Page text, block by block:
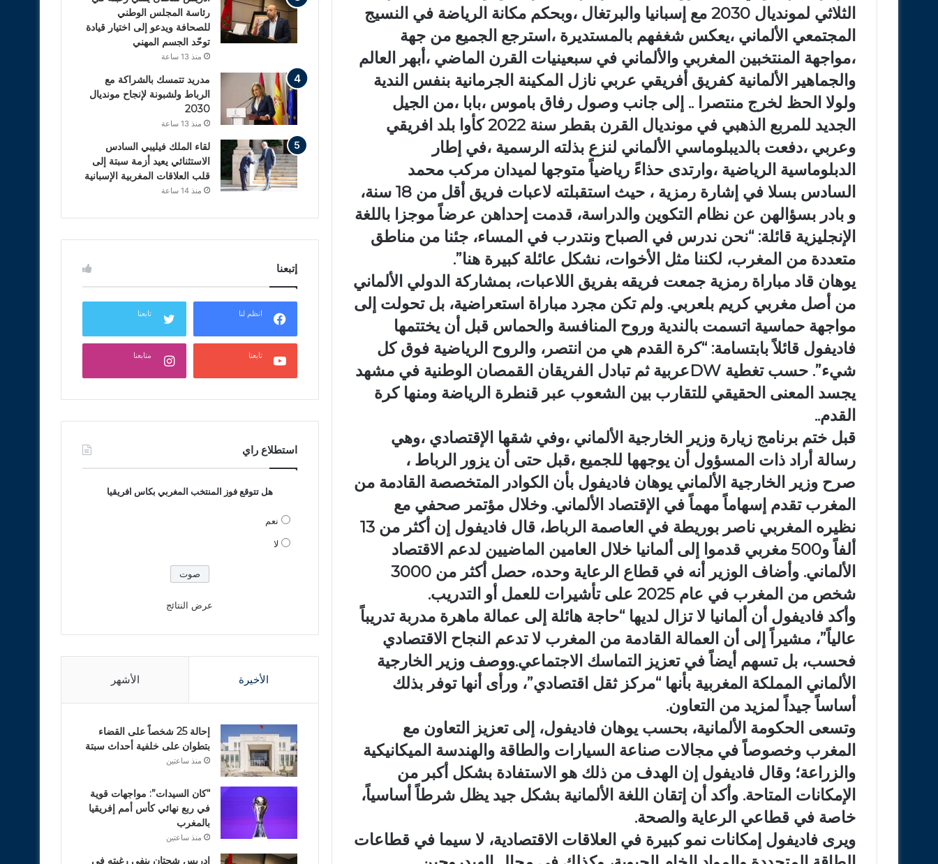
الثلاثي لمونديال 2030 مع إسبانيا والبرتغال ،وبحكم مكانة الرياضة في النسيج
المجتمعي الألماني ،يعكس شغفهم بالمستديرة ،استرجع الجميع من جهة
،مواجهة المنتخبين المغربي والألماني في سبعينيات القرن الماضي ،أبهر العالم
والجماهير الألمانية كفريق أفريقي عربي نازل المكينة الجرمانية بنفس الندية
ولولا الحظ لخرج منتصرا .. إلى جانب وصول رفاق باموس ،بابا ،من الجيل
الجديد للمربع الذهبي في مونديال القرن بقطر سنة 2022 كأوا بلد افريقي
وعربي ،دفعت بالديبلوماسي الألماني لنزع بذلته الرسمية ،في إطار
الدبلوماسية الرياضية ،وارتدى حذاءً رياضياً متوجها لميدان مركب محمد
السادس بسلا في إشارة رمزية ، حيث استقبلته لاعبات فريق أقل من 18 سنة،
و بادر بسؤالهن عن نظام التكوين والدراسة، قدمت إحداهن عرضاً موجزا باللغة
الإنجليزية قائلة: “نحن ندرس في الصباح ونتدرب في المساء، جئنا من مناطق
متعددة من المغرب، لكننا مثل الأخوات، نشكل عائلة كبيرة هنا”.
يوهان قاد مباراة رمزية جمعت فريقه بفريق اللاعبات، بمشاركة الدولي الألماني
من أصل مغربي كريم بلعربي. ولم تكن مجرد مباراة استعراضية، بل تحولت إلى
مواجهة حماسية اتسمت بالندية وروح المنافسة والحماس قبل أن يختتمها
فاديفول قائلاً بابتسامة: “كرة القدم هي من انتصر، والروح الرياضية فوق كل
شيء”. حسب تغطية DWعربية ثم تبادل الفريقان القمصان الوطنية في مشهد
يجسد المعنى الحقيقي للتقارب بين الشعوب عبر قنطرة الرياضة ومنها كرة
القدم..
قبل ختم برنامج زيارة وزير الخارجية الألماني ،وفي شقها الإقتصادي ،وهي
رسالة أراد ذات المسؤول أن يوجهها للجميع ،قبل حتى أن يزور الرباط ،
صرح وزير الخارجية الألماني يوهان فاديفول بأن الكوادر المتخصصة القادمة من
المغرب تقدم إسهاماً مهماً في الإقتصاد الألماني. وخلال مؤتمر صحفي مع
نظيره المغربي ناصر بوريطة في العاصمة الرباط، قال فاديفول إن أكثر من 13
ألفاً و500 مغربي قدموا إلى ألمانيا خلال العامين الماضيين لدعم الاقتصاد
الألماني. وأضاف الوزير أنه في قطاع الرعاية وحده، حصل أكثر من 3000
شخص من المغرب في عام 2025 على تأشيرات للعمل أو التدريب.
وأكد فاديفول أن ألمانيا لا تزال لديها “حاجة هائلة إلى عمالة ماهرة مدربة تدريباً
عالياً”، مشيراً إلى أن العمالة القادمة من المغرب لا تدعم النجاح الاقتصادي
فحسب، بل تسهم أيضاً في تعزيز التماسك الاجتماعي.ووصف وزير الخارجية
الألماني المملكة المغربية بأنها “مركز ثقل اقتصادي”، ورأى أنها توفر بذلك
أساساً جيداً لمزيد من التعاون.
وتسعى الحكومة الألمانية، بحسب يوهان فاديفول، إلى تعزيز التعاون مع
المغرب وخصوصاً في مجالات صناعة السيارات والطاقة والهندسة الميكانيكية
والزراعة؛ وقال فاديفول إن الهدف من ذلك هو الاستفادة بشكل أكبر من
الإمكانات المتاحة. وأكد أن إتقان اللغة الألمانية بشكل جيد يظل شرطاً أساسياً،
خاصة في قطاعي الرعاية والصحة.
ويرى فاديفول إمكانات نمو كبيرة في العلاقات الاقتصادية، لا سيما في قطاعات
رئاسة المجلس الوطني
للصحافة ويدعو إلى اختيار قيادة
توحّد الجسم المهني
منذ 13 ساعة
مدريد تتمسك بالشراكة مع
الرباط ولشبونة لإنجاح مونديال
2030
منذ 13 ساعة
لقاء الملك فيليبي السادس
الاستثنائي يعيد أزمة سبتة إلى
قلب العلاقات المغربية الإسبانية
منذ 14 ساعة
إتبعنا
انظم لنا تابعنا
تابعنا متابعنا
استطلاع راي
هل تتوقع فوز المنتخب المغربي بكاس افريقيا
نعم
لا
عرض النتائج
الأخيرة الأشهر
إحالة 25 شخصاً على القضاء
بتطوان على خلفية أحداث سبتة
منذ ساعتين
“كان السيدات”: مواجهات قوية
في ربع نهائي كأس أمم إفريقيا
بالمغرب
منذ ساعتين
ادريس شحتان ينفي رغبته في